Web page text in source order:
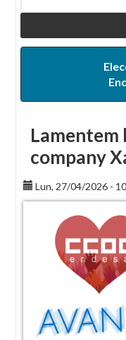
Lamentem
company
Lun, 27/04/2026 -